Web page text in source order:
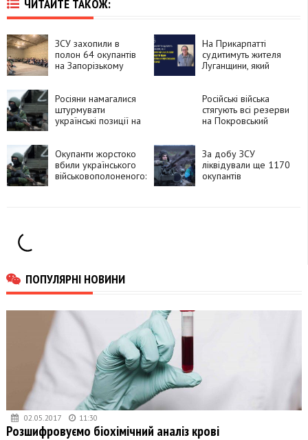
ЗСУ захопили в
полон 64 окупантів
на Запорізькому
На Прикарпатті
судитимуть жителя
Луганщини, який
Росіяни намагалися
штурмувати
українські позиції на
Російські війська
стягують всі резерви
на Покровський
Окупанти жорстоко
вбили українського
військовополоненого:
За добу ЗСУ
ліквідували ще 1170
окупантів
ПОПУЛЯРНІ НОВИНИ
02.05.2017 11:30
Розшифровуємо біохімічний аналіз крові